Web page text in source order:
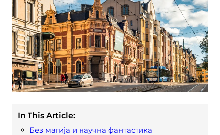
In This Article:
Без магија и научна фантастика